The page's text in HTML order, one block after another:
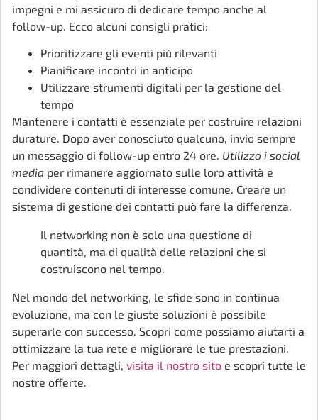
impegni e mi assicuro di dedicare tempo anche al
follow-up. Ecco alcuni consigli pratici:
Prioritizzare gli eventi più rilevanti
Pianificare incontri in anticipo
Utilizzare strumenti digitali per la gestione del
tempo
Mantenere i contatti è essenziale per costruire relazioni
durature. Dopo aver conosciuto qualcuno, invio sempre
un messaggio di follow-up entro 24 ore. Utilizzo i social
media per rimanere aggiornato sulle loro attività e
condividere contenuti di interesse comune. Creare un
sistema di gestione dei contatti può fare la differenza.
Il networking non è solo una questione di
quantità, ma di qualità delle relazioni che si
costruiscono nel tempo.
Nel mondo del networking, le sfide sono in continua
evoluzione, ma con le giuste soluzioni è possibile
superarle con successo. Scopri come possiamo aiutarti a
ottimizzare la tua rete e migliorare le tue prestazioni.
Per maggiori dettagli, visita il nostro sito e scopri tutte le
nostre offerte.